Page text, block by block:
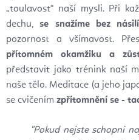
„toulavost“ naší mysli. Při
dechu,se snažíme bez
pozornost a všímavost.
přítomném okamžiku a
představit jako trénink naší
naše tělo. Meditace (a jeho
se cvičením zpřítomnění se -
"Pokud nejste schopni